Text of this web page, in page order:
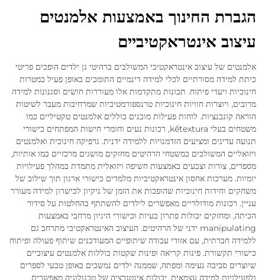
הגברת החינוך באמצעות אלמנטים
עיצוב אינטראקטיביים
אלמנטים של עיצוב אינטראקטיבי המשולבים ברהיטי גן ילדים הופכים פריטי
כיתת למידה מסורתיים לכלי למידה דינמיים התומכים באופן פעיל במטרות
חינוכיות ויעדי פיתוח. תכונות מתקדמות אלו מעוררות חושים וסגנונות למידה
מרובים, ויוצרות חוויות חינוכיות טרנספורמטיביות שמרחיבות מעבר לשיטות
הוראה קונבנציות. לוחות פעילות מובנים כוללים אלמנטים טקטיליים כמו
משטחים בעלי kếtextura, רכונות נעים וחומרי חישות המפתחים כישורי
תנועה עדינים ומציעים הזדמנויות ללמידה ידנית. גרפיקה חינוכית ואלמנטים
ויזואליים המשולבים במשטחי הרהיטים מחזקים מושגים מרכזיים כמו אותיות,
מספרים, צורות וצבעים באמצעות חשיפה ויזואלית מתמדת במהלך פעילויות
יומיות. מערכות אחסון אינטראקטיביות מלמדים כישורי ארגון תוך שילוב של
משחקים וחידות חינוכיות שהופכות את הזמן של ניקיון לכישרון למידה מעורר
עניין. רכונות מודולריים מאפשרים לילדים להשתתף בהחלטות על סידור
הכיתה, ומחזקים יכולות פתרון בעיות וכישורי היגיון מרחבי באמצעות
manipulating ידני של הרהיטים. העיצוב האינטראקטיבי מתרחב גם
ללמידה חברתית, עם אזורי עבודה שיתופיים המעודכנים שיתוף פעולה ופיתוח
כישורי תקשורת. פינות קריאה ופינות שקטות כוללות אלמנטים עיצוביים
שיוצרים סביבה נעימה ומפתה, שממנה ילדים נמשכים באופן טבעי לספרים
ולפעילויות למידה עצמאית. יכולות אינטגרציה של טכנולוגיה מאפשרים